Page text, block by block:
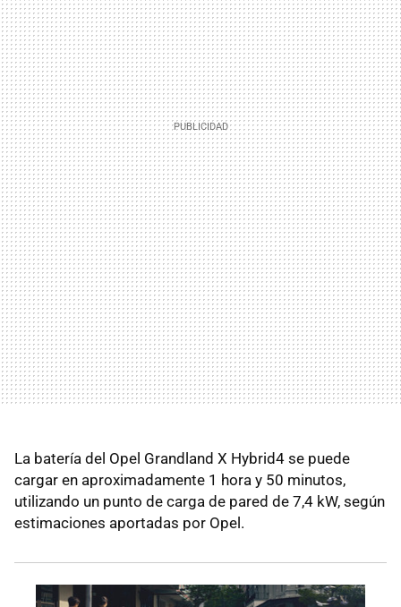
La batería del Opel Grandland X Hybrid4 se puede
cargar en aproximadamente 1 hora y 50 minutos,
utilizando un punto de carga de pared de 7,4 kW, según
estimaciones aportadas por Opel.